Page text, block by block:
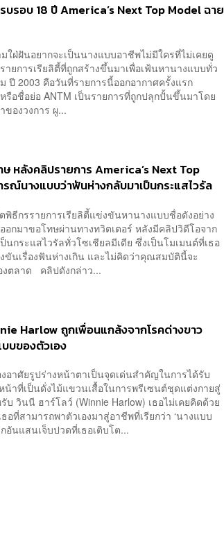
รอบ 18 ปี America’s Next Top Model ฉาย
ใฝ่ฝันอยากจะเป็นนางแบบอาชีพไม่มีใครที่ไม่เคยดู
รายการเรียลิตี้ที่ถูกสร้างขึ้นมาเพื่อเฟ้นหานางแบบทั่ว
ปี 2003 คือวันที่รายการนี้ออกอากาศครั้งแรก
หรือชื่อย่อ ANTM เป็นรายการที่ถูกปลุกปั้นขึ้นมาโดย
องวงการ ผู...
หลังคลิปรายการ America’s Next Top
ณ์นางแบบว่าฟันห่างกลับมาเป็นกระแสไวรัล
ธีกรรายการเรียลิตี้แข่งขันหานางแบบชื่อดังอย่าง
ออกมาขอโทษผ่านทางทวิตเตอร์ หลังมีคลิปวิดีโอจาก
นกระแสไวรัลทั่วโซเชียลมีเดีย ซึ่งเป็นโมเมนต์ที่เธอ
ขันเรื่องฟันห่างเกิน และไม่คิดว่าคุณสมบัตินี้จะ
งตลาด คลิปดังกล่าว...
Harlow ถูกเพื่อนแกล้งจากโรคด่างขาว
บของตัวเอง
อาศัยรูปร่างหน้าตาเป็นจุดเด่นสำคัญในการได้รับ
น้าที่เป็นดั่งไม้แขวนเสื้อในการพรีเซนต์ชุดแต่งกายสู่
วินนี ฮาร์โลว์ (Winnie Harlow) เธอไม่เคยคิดด้วย
ที่สามารถพาตัวเองมาสู่อาชีพที่เรียกว่า ‘นางแบบ
อันแสนเจ็บปวดที่เธอเติบโต...